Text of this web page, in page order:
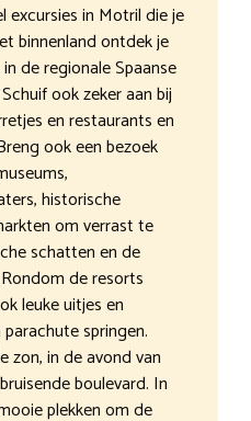
excursies in Motril die je
binnenland ontdek je
de regionale Spaanse
ook zeker aan bij
en restaurants en
ook een bezoek
historische
om verrast te
schatten en de
de resorts
leuke uitjes en
springen.
zon, in de avond van
boulevard. In
plekken om de